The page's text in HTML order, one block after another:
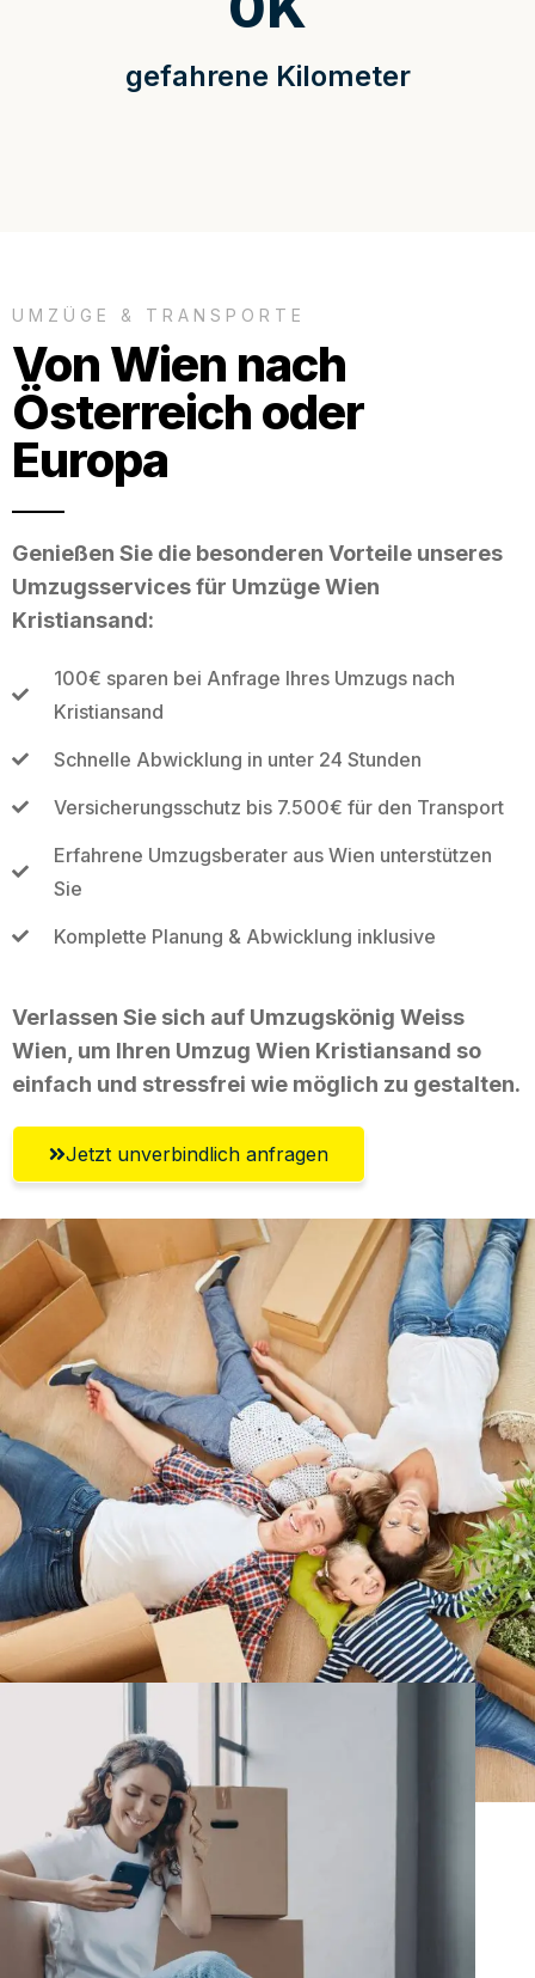
gefahrene Kilometer
UMZÜGE & TRANSPORTE
Von Wien nach
Österreich oder
Europa
Genießen Sie die besonderen Vorteile unseres
Umzugsservices für Umzüge Wien
Kristiansand:
100€ sparen bei Anfrage Ihres Umzugs nach
Kristiansand
Schnelle Abwicklung in unter 24 Stunden
Versicherungsschutz bis 7.500€ für den Transport
Erfahrene Umzugsberater aus Wien unterstützen
Sie
Komplette Planung & Abwicklung inklusive
Verlassen Sie sich auf Umzugskönig Weiss
Wien, um Ihren Umzug Wien Kristiansand so
einfach und stressfrei wie möglich zu gestalten.
Jetzt unverbindlich anfragen